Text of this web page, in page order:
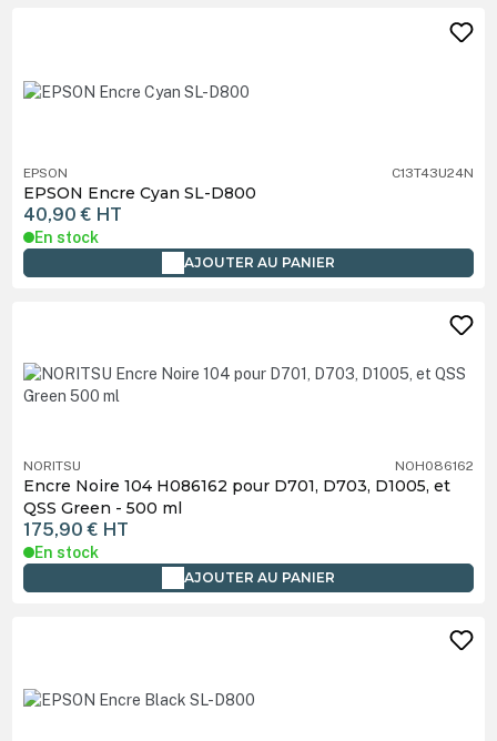
EPSON C13T43U24N
EPSON Encre Cyan SL-D800
40,90 € HT
En stock
AJOUTER AU PANIER
NORITSU NOH086162
Encre Noire 104 H086162 pour D701, D703, D1005, et
QSS Green - 500 ml
175,90 € HT
En stock
AJOUTER AU PANIER